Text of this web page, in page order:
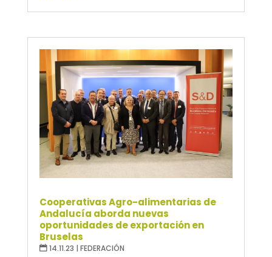
Cooperativas Agro-alimentarias de
Andalucía aborda nuevas
oportunidades de exportación en
Bruselas
14.11.23 | FEDERACIÓN